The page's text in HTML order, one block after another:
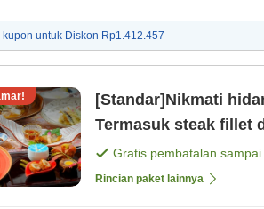
untuk Diskon Rp1.412.457
[Standar]Nikmati
Gratis pembatalan sampai
Rincian paket lainnya